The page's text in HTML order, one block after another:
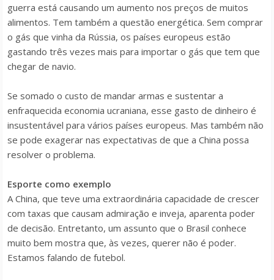
guerra está causando um aumento nos preços de muitos
alimentos. Tem também a questão energética. Sem comprar
o gás que vinha da Rússia, os países europeus estão
gastando três vezes mais para importar o gás que tem que
chegar de navio.
Se somado o custo de mandar armas e sustentar a
enfraquecida economia ucraniana, esse gasto de dinheiro é
insustentável para vários países europeus. Mas também não
se pode exagerar nas expectativas de que a China possa
resolver o problema.
Esporte como exemplo
A China, que teve uma extraordinária capacidade de crescer
com taxas que causam admiração e inveja, aparenta poder
de decisão. Entretanto, um assunto que o Brasil conhece
muito bem mostra que, às vezes, querer não é poder.
Estamos falando de futebol.